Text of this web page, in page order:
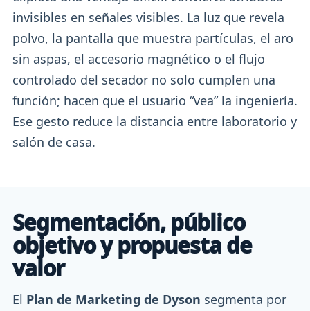
invisibles en señales visibles. La luz que revela
polvo, la pantalla que muestra partículas, el aro
sin aspas, el accesorio magnético o el flujo
controlado del secador no solo cumplen una
función; hacen que el usuario “vea” la ingeniería.
Ese gesto reduce la distancia entre laboratorio y
salón de casa.
Segmentación, público
objetivo y propuesta de
valor
El Plan de Marketing de Dyson segmenta por